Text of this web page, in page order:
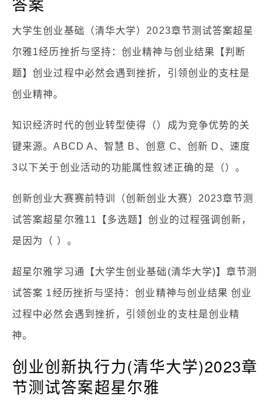
大学生创业基础（清华大学）2023章节测试答案超星
尔雅1经历挫折与坚持：创业精神与创业结果【判断
题】创业过程中必然会遇到挫折，引领创业的支柱是
创业精神。
知识经济时代的创业转型使得（）成为竞争优势的关
键来源。ABCD A、智慧 B、创意 C、创新 D、速度
3以下关于创业活动的功能属性叙述正确的是（）。
创新创业大赛赛前特训（创新创业大赛）2023章节测
试答案超星尔雅11【多选题】创业的过程强调创新，
是因为（ ）。
超星尔雅学习通【大学生创业基础(清华大学)】章节测
试答案 1经历挫折与坚持：创业精神与创业结果 创业
过程中必然会遇到挫折，引领创业的支柱是创业精
神。
创业创新执行力(清华大学)2023章
节测试答案超星尔雅